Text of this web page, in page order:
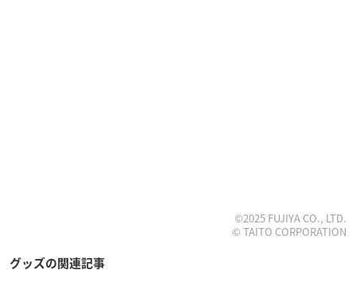
©2025 FUJIYA CO., LTD.
© TAITO CORPORATION
グッズの関連記事